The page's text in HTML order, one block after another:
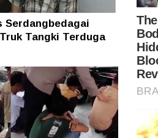
Serdangbedagai
Tangki Terduga